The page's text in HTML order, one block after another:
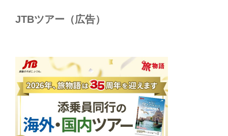
JTBツアー（広告）